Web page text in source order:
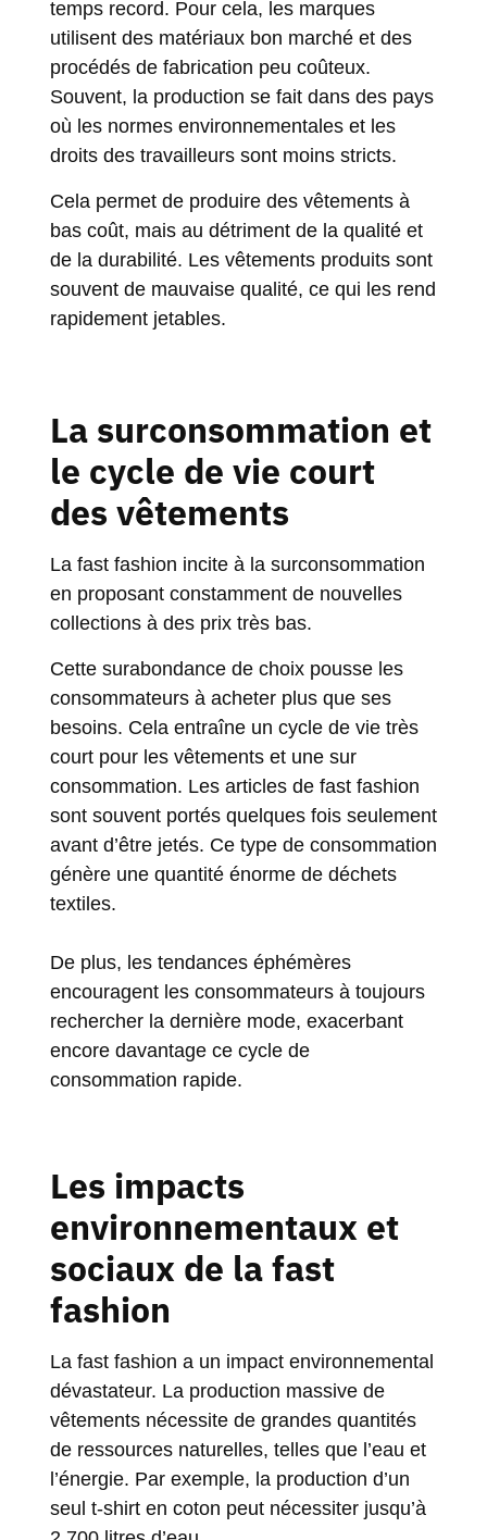
temps record. Pour cela, les marques
utilisent des matériaux bon marché et des
procédés de fabrication peu coûteux.
Souvent, la production se fait dans des pays
où les normes environnementales et les
droits des travailleurs sont moins stricts.
Cela permet de produire des vêtements à
bas coût, mais au détriment de la qualité et
de la durabilité. Les vêtements produits sont
souvent de mauvaise qualité, ce qui les rend
rapidement jetables.
La surconsommation et
le cycle de vie court
des vêtements
La fast fashion incite à la surconsommation
en proposant constamment de nouvelles
collections à des prix très bas.
Cette surabondance de choix pousse les
consommateurs à acheter plus que ses
besoins. Cela entraîne un cycle de vie très
court pour les vêtements et une sur
consommation. Les articles de fast fashion
sont souvent portés quelques fois seulement
avant d’être jetés. Ce type de consommation
génère une quantité énorme de déchets
textiles.
De plus, les tendances éphémères
encouragent les consommateurs à toujours
rechercher la dernière mode, exacerbant
encore davantage ce cycle de
consommation rapide.
Les impacts
environnementaux et
sociaux de la fast
fashion
La fast fashion a un impact environnemental
dévastateur. La production massive de
vêtements nécessite de grandes quantités
de ressources naturelles, telles que l’eau et
l’énergie. Par exemple, la production d’un
seul t-shirt en coton peut nécessiter jusqu’à